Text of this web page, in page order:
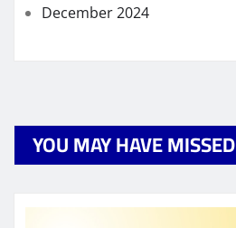
December 2024
YOU MAY HAVE MISSED